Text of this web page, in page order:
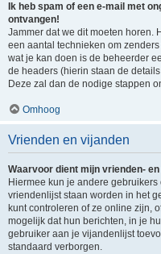
Ik heb spam of een e-mail met
ontvangen!
Jammer dat we dit moeten horen.
een aantal technieken om
wat je kan doen is de beheerder
de headers (hierin staan de
Deze zal dan de nodige stappen
Omhoog
Vrienden en vijanden
Waarvoor dient mijn vrienden-
Hiermee kun je andere
vriendenlijst staan worden in het
kunt controleren of ze online zijn,
mogelijk dat hun berichten, in je
gebruiker aan je vijandenlijst
standaard verborgen.